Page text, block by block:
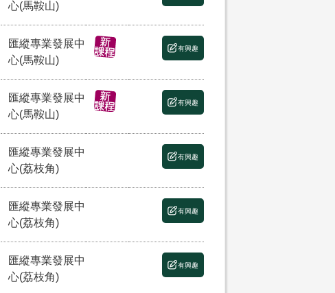
心(馬鞍山)
匯縱專業發展中
心(馬鞍山)
有興趣
匯縱專業發展中
心(馬鞍山)
有興趣
匯縱專業發展中
心(荔枝角)
有興趣
匯縱專業發展中
心(荔枝角)
有興趣
匯縱專業發展中
心(荔枝角)
有興趣